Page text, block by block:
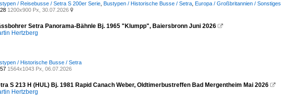
/ Reisebusse / Setra S 200er Serie Bustypen / Historische Busse / Setra Europa / Großbritannien / Sonstiges
28 1200x900 Px, 30.07.2026 
Setra Panorama-Bähnle Bj. 1965 "Klumpp", Baiersbronn Juni 2026 
Hertzberg
/ Historische Busse / Setra
57 1564x1043 Px, 06.07.2026
S 213 H (HUL) Bj. 1981 Rapid Canach Weber, Oldtimerbustreffen Bad Mergentheim Mai 2026 
Hertzberg